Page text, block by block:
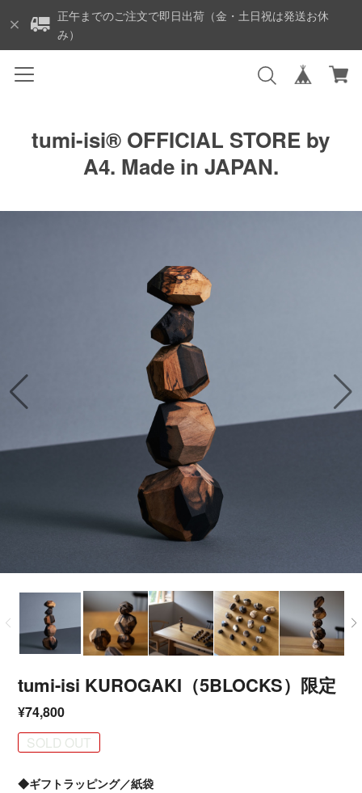
正午までのご注文で即日出荷（金・土日祝は発送お休
み）
tumi-isi®︎ OFFICIAL STORE by
A4. Made in JAPAN.
tumi-isi KUROGAKI（5BLOCKS）限定
¥74,800
SOLD OUT
◆ギフトラッピング／紙袋